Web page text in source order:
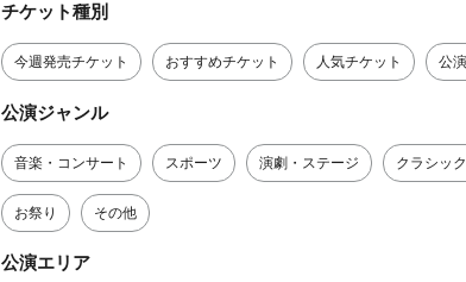
チケット種別
今週発売チケット おすすめチケット 人気チケット 公
公演ジャンル
音楽・コンサート スポーツ 演劇・ステージ クラシッ
お祭り その他
公演エリア